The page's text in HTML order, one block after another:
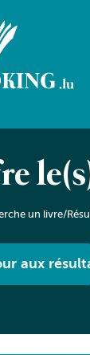
un livre/
aux